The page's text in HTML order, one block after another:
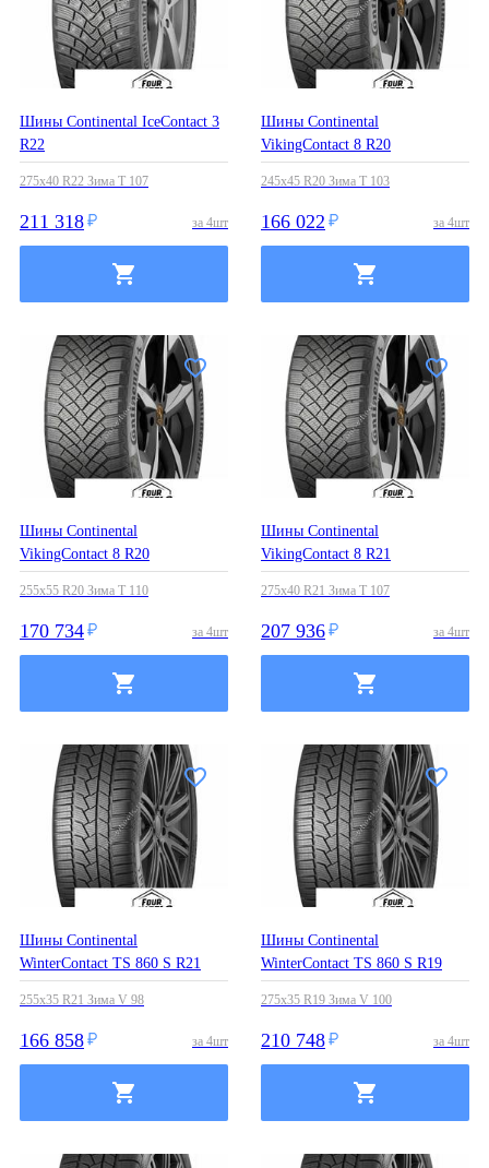
Шины Continental IceContact 3
R22
275x40 R22 Зима T 107
211 318 за 4шт
Шины Continental
VikingContact 8 R20
245x45 R20 Зима T 103
166 022 за 4шт
Шины Continental
VikingContact 8 R20
255x55 R20 Зима T 110
170 734 за 4шт
Шины Continental
VikingContact 8 R21
275x40 R21 Зима T 107
207 936 за 4шт
Шины Continental
WinterContact TS 860 S R21
255x35 R21 Зима V 98
166 858 за 4шт
Шины Continental
WinterContact TS 860 S R19
275x35 R19 Зима V 100
210 748 за 4шт